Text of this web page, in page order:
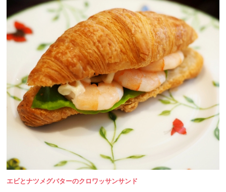
エビとナツメグバターのクロワッサンサンド